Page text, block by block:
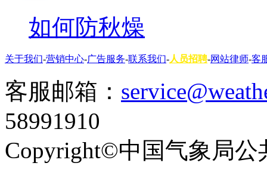
如何防秋燥
关于我们-营销中心-广告服务-联系我们-人员招聘-网站律师-客
客服邮箱：
58991910
Copyright©中国气象局